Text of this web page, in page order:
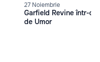
27 Noiembrie
Garfield Revine într-o
de Umor